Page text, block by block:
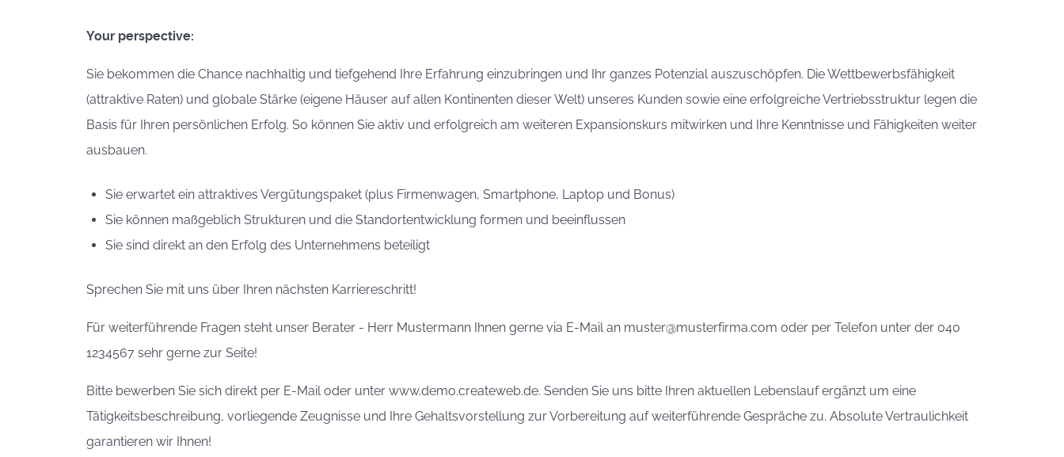
Your perspective:
Sie bekommen die Chance nachhaltig und tiefgehend Ihre Erfahrung einzubringen und Ihr ganzes Potenzial auszuschöpfen. Die Wettbewerbsfähigkeit
(attraktive Raten) und globale Stärke (eigene Häuser auf allen Kontinenten dieser Welt) unseres Kunden sowie eine erfolgreiche Vertriebsstruktur legen die
Basis für Ihren persönlichen Erfolg. So können Sie aktiv und erfolgreich am weiteren Expansionskurs mitwirken und Ihre Kenntnisse und Fähigkeiten weiter
ausbauen.
Sie erwartet ein attraktives Vergütungspaket (plus Firmenwagen, Smartphone, Laptop und Bonus)
Sie können maßgeblich Strukturen und die Standortentwicklung formen und beeinflussen
Sie sind direkt an den Erfolg des Unternehmens beteiligt
Sprechen Sie mit uns über Ihren nächsten Karriereschritt!
Für weiterführende Fragen steht unser Berater - Herr Mustermann Ihnen gerne via E-Mail an muster@musterfirma.com oder per Telefon unter der 040
1234567 sehr gerne zur Seite!
Bitte bewerben Sie sich direkt per E-Mail oder unter www.demo.createweb.de. Senden Sie uns bitte Ihren aktuellen Lebenslauf ergänzt um eine
Tätigkeitsbeschreibung, vorliegende Zeugnisse und Ihre Gehaltsvorstellung zur Vorbereitung auf weiterführende Gespräche zu. Absolute Vertraulichkeit
garantieren wir Ihnen!